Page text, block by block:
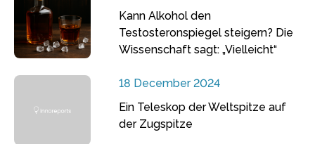
Kann Alkohol den
Testosteronspiegel steigern? Die
Wissenschaft sagt: „Vielleicht“
18 December 2024
Ein Teleskop der Weltspitze auf
der Zugspitze